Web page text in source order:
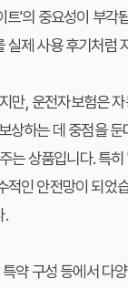
'의 중요성이 부
제 사용 후기처럼
만, 운전자보험은
상하는 데 중점을
는 상품입니다. 특
인 안전망이 되
.
약 구성 등에서 다